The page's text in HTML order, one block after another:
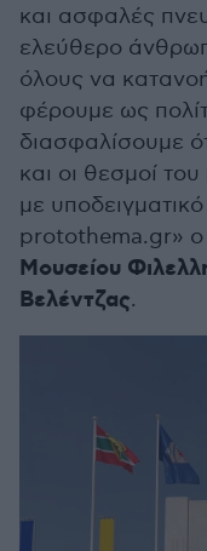
και ασφαλές
ελεύθερο
όλους να
φέρουμε ως
διασφαλίσουμε
και οι θεσμοί
με
protothema.gr» ο
Μουσείου
Βελέντζας.